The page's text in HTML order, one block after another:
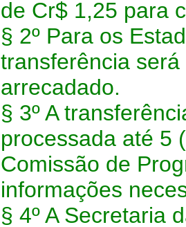
de Cr$ 1,25 para
§ 2º Para os
transferência
arrecadado.
§ 3º A
processada até 5
Comissão de
informações
§ 4º A Secretaria